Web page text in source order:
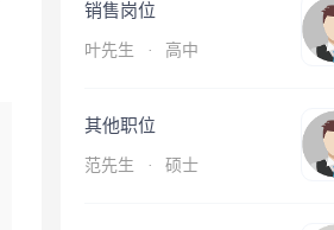
销售岗位
叶先生 · 高中
其他职位
范先生 · 硕士